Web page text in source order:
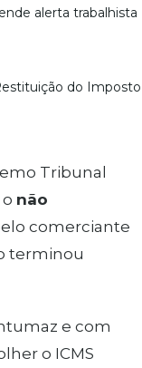
alerta trabalhista
do Imposto
Tribunal
não
comerciante
terminou
e com
o ICMS